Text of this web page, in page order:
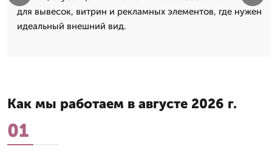
для вывесок, витрин и рекламных элементов, где нужен
идеальный внешний вид.
Как мы работаем в августе 2026 г.
01